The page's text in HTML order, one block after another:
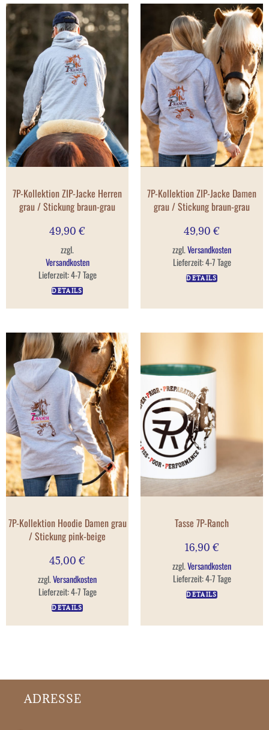
7P-Kollektion ZIP-Jacke Herren
grau / Stickung braun-grau
49,90 €
zzgl.
Versandkosten
Lieferzeit:4-7 Tage
DETAILS
7P-Kollektion ZIP-Jacke Damen
grau / Stickung braun-grau
49,90 €
zzgl.Versandkosten
Lieferzeit:4-7 Tage
DETAILS
7P-Kollektion Hoodie Damen grau
/ Stickung pink-beige
45,00 €
zzgl.Versandkosten
Lieferzeit:4-7 Tage
DETAILS
Tasse 7P-Ranch
16,90 €
zzgl.Versandkosten
Lieferzeit:4-7 Tage
DETAILS
ADRESSE